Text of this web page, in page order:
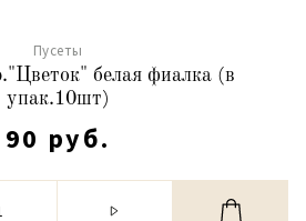
Пусеты
белая фиалка (в
упак.10шт)
90 руб.